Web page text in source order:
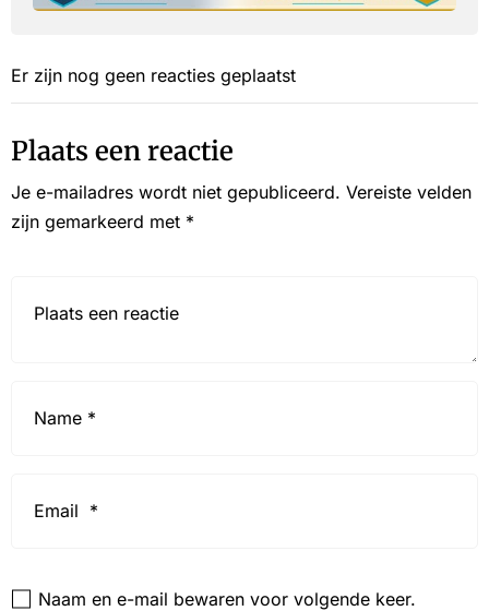
Er zijn nog geen reacties geplaatst
Plaats een reactie
Je e-mailadres wordt niet gepubliceerd. Vereiste velden
zijn gemarkeerd met *
Naam en e-mail bewaren voor volgende keer.